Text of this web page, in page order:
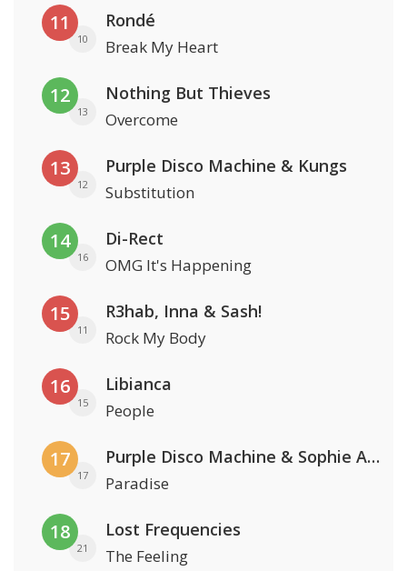
11
10
Rondé
Break My Heart
12
13
Nothing But Thieves
Overcome
13
12
Purple Disco Machine & Kungs
Substitution
14
16
Di-Rect
OMG It's Happening
15
11
R3hab, Inna & Sash!
Rock My Body
16
15
Libianca
People
17
17
Purple Disco Machine & Sophie And The Giants
Paradise
18
21
Lost Frequencies
The Feeling